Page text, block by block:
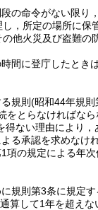
の命令がない限り，
，所定の場所に保
他火災及び盗難の
間に登庁したとき
規則 (昭和44年規則
をとらなければなら
ない理由により，
る承認を求めなけ
項の規定による年
規則第3条に規定
算して1年を超えな